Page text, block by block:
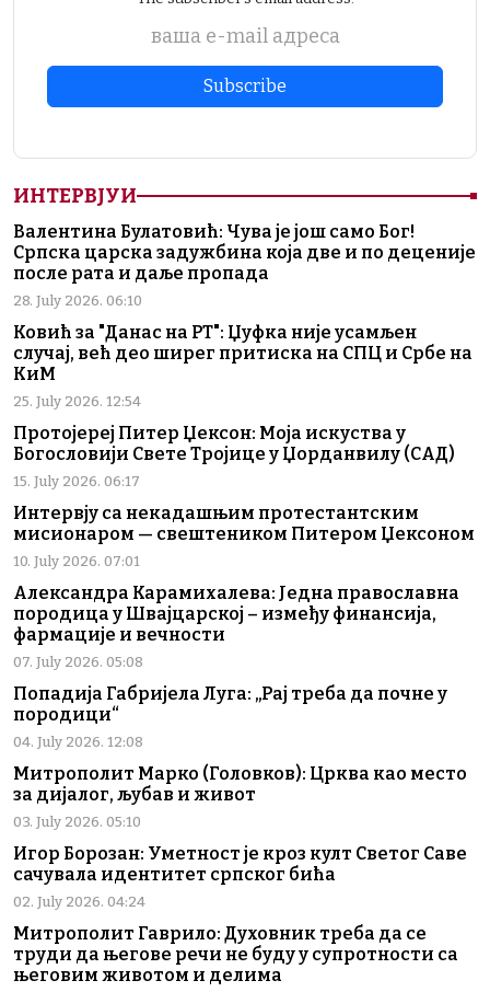
ваша е-mail адреса
ИНТЕРВЈУИ
Валентина Булатовић: Чува је још само Бог!
Српска царска задужбина која две и по деценије
после рата и даље пропада
28. July 2026. 06:10
Ковић за "Данас на РТ": Џуфка није усамљен
случај, већ део ширег притиска на СПЦ и Србе на
КиМ
25. July 2026. 12:54
Протојереј Питер Џексон: Моја искуства у
Богословији Свете Тројице у Џорданвилу (САД)
15. July 2026. 06:17
Интервју са некадашњим протестантским
мисионаром — свештеником Питером Џексоном
10. July 2026. 07:01
Александра Карамихалева: Једна православна
породица у Швајцарској – између финансија,
фармације и вечности
07. July 2026. 05:08
Попадија Габријела Луга: „Рај треба да почне у
породици“
04. July 2026. 12:08
Митрополит Марко (Головков): Црква као место
за дијалог, љубав и живот
03. July 2026. 05:10
Игор Борозан: Уметност је кроз култ Светог Саве
сачувала идентитет српског бића
02. July 2026. 04:24
Митрополит Гаврило: Духовник треба да се
труди да његове речи не буду у супротности са
његовим животом и делима